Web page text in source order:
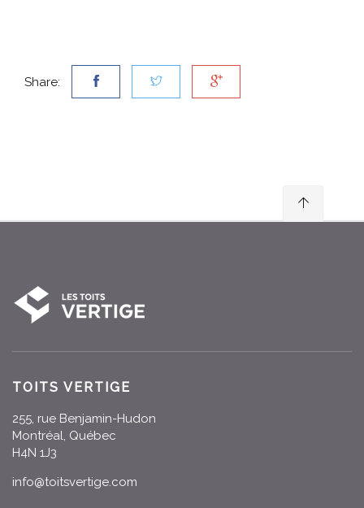
Share:
TOITS VERTIGE
255, rue Benjamin-Hudon
Montréal, Québec
H4N 1J3
info@toitsvertige.com